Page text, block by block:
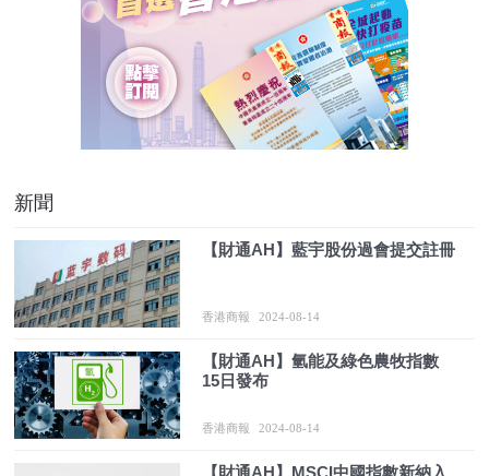
新聞
【財通AH】藍宇股份過會提交註冊
香港商報 2024-08-14
【財通AH】氫能及綠色農牧指數
15日發布
香港商報 2024-08-14
【財通AH】MSCI中國指數新納入